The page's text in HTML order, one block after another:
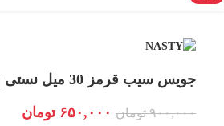
جویس سیب قرمز 30 میل نستی | نیکوتین 3
۹۰۰,۰۰۰ تومان ۶۵۰,۰۰۰ تومان